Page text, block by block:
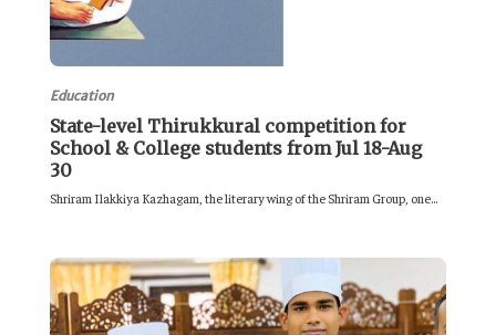
Education
State-level Thirukkural competition for
School & College students from Jul 18-Aug
30
Shriram Ilakkiya Kazhagam, the literary wing of the Shriram Group, one...